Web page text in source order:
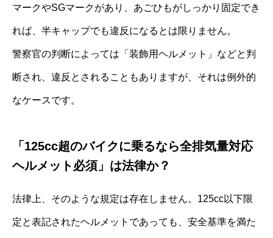
マークやSGマークがあり、あごひもがしっかり固定でき
れば、半キャップでも違反になるとは限りません。
警察官の判断によっては「装飾用ヘルメット」などと判
断され、違反とされることもありますが、それは例外的
なケースです。
「125cc超のバイクに乗るなら全排気量対応
ヘルメット必須」は法律か？
法律上、そのような規定は存在しません。125cc以下限
定と表記されたヘルメットであっても、安全基準を満た